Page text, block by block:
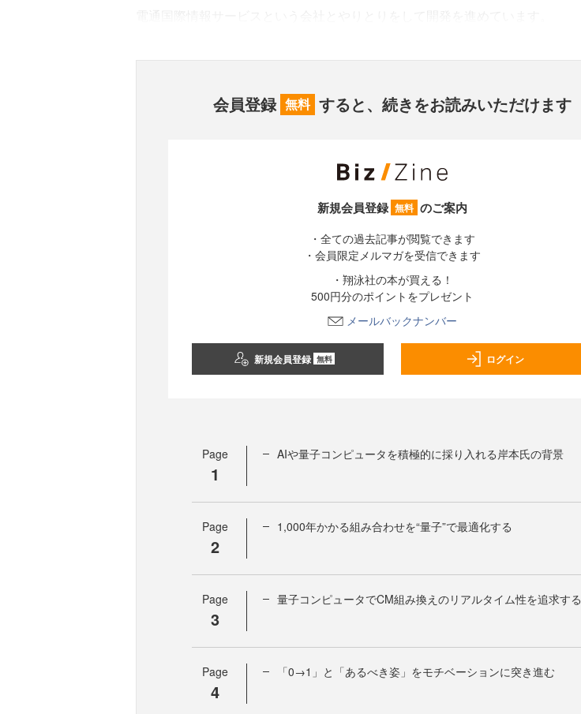
会員登録 無料 すると、続きをお読みいただけます
新規会員登録 無料 のご案内
・全ての過去記事が閲覧できます
・会員限定メルマガを受信できます
・翔泳社の本が買える！
500円分のポイントをプレゼント
メールバックナンバー
新規会員登録 無料 ログイン
Page
1
AIや量子コンピュータを積極的に採り入れる岸本氏の背景
Page
2
1,000年かかる組み合わせを“量子”で最適化する
Page
3
量子コンピュータでCM組み換えのリアルタイム性を追求する
Page
4
「0→1」と「あるべき姿」をモチベーションに突き進む